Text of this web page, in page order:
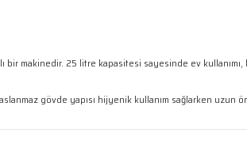
bir makinedir. 25 litre kapasitesi sayesinde ev
gövde yapısı hijyenik kullanım sağlarken uzun